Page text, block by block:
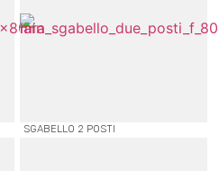
SGABELLO 2 POSTI